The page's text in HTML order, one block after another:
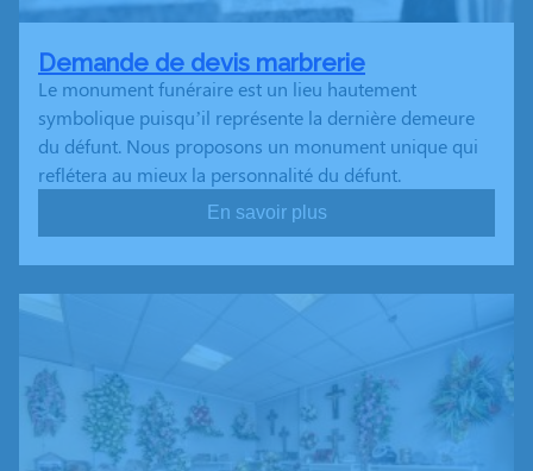
Demande de devis marbrerie
Le monument funéraire est un lieu hautement
symbolique puisqu’il représente la dernière demeure
du défunt. Nous proposons un monument unique qui
reflétera au mieux la personnalité du défunt.
En savoir plus